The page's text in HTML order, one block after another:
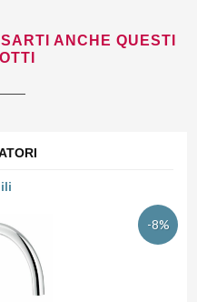
ANCHE QUESTI
-8%